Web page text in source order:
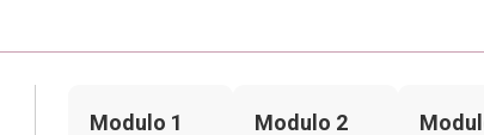
Modulo 1
Modulo 2